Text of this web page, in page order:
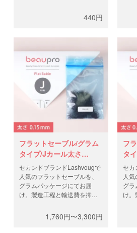
ランドLashvougで人気のフラ
ットセーブルを、グラムパッ
ラットラッシュを低価格で。
440円
ュ
お
フラットセーブル/グラム
タイプ/Jカール太さ
0.15mm
セカンドブランドLashvougで
人気のフラットセーブルを、
グラムパッケージにてお届
け。製造工程と輸送費を抑
ュを低価格で。0.5gと1gから
お選びください。
1,760円〜3,300円
フ
タ
セ
人
グラ
け。
ュ
お